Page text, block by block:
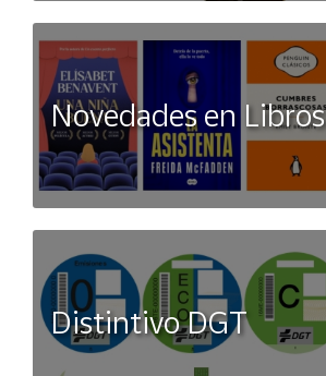
Novedades en Libros
Distintivo DGT